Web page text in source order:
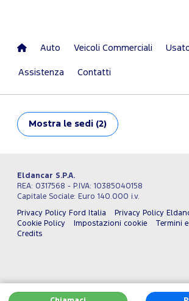
Auto Veicoli Commerciali
Assistenza Contatti
Mostra le sedi (2)
Eldancar S.P.A.
REA: 0317568 - P.IVA: 10385040158
Capitale Sociale: Euro 140.000 i.v.
Privacy Policy Ford Italia
Privacy Policy
Cookie Policy
Impostazioni cookie
Termini
Credits